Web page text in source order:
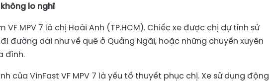
lo nghĩ
MPV 7 là chị Hoài Anh (TP.HCM). Chiếc xe được chị dự tính sử
đường dài như về quê ở Quảng Ngãi, hoặc những chuyến xuyên
đình.
của VinFast VF MPV 7 là yếu tố thuyết phục chị. Xe sử dụng động